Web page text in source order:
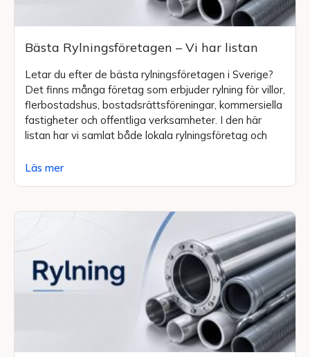
Bästa Rylningsföretagen – Vi har listan
Letar du efter de bästa rylningsföretagen i Sverige?
Det finns många företag som erbjuder rylning för villor,
flerbostadshus, bostadsrättsföreningar, kommersiella
fastigheter och offentliga verksamheter. I den här
listan har vi samlat både lokala rylningsföretag och
Läs mer